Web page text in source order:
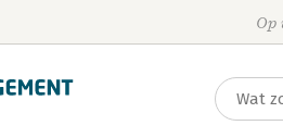
Op